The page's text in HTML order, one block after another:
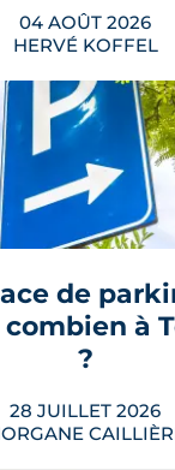
04 AOÛT 2026
HERVÉ KOFFEL
à la
hectares
de
les
de services,
et un
LIRE L'ARTICLE
de
à
?
28 JUILLET 2026